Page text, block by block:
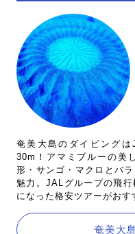
奄美大島のダイビング
30m！アマミブルーの美
形・サンゴ・マクロとバ
魅力。JALグループの飛
になった格安ツアーがおす
奄美大